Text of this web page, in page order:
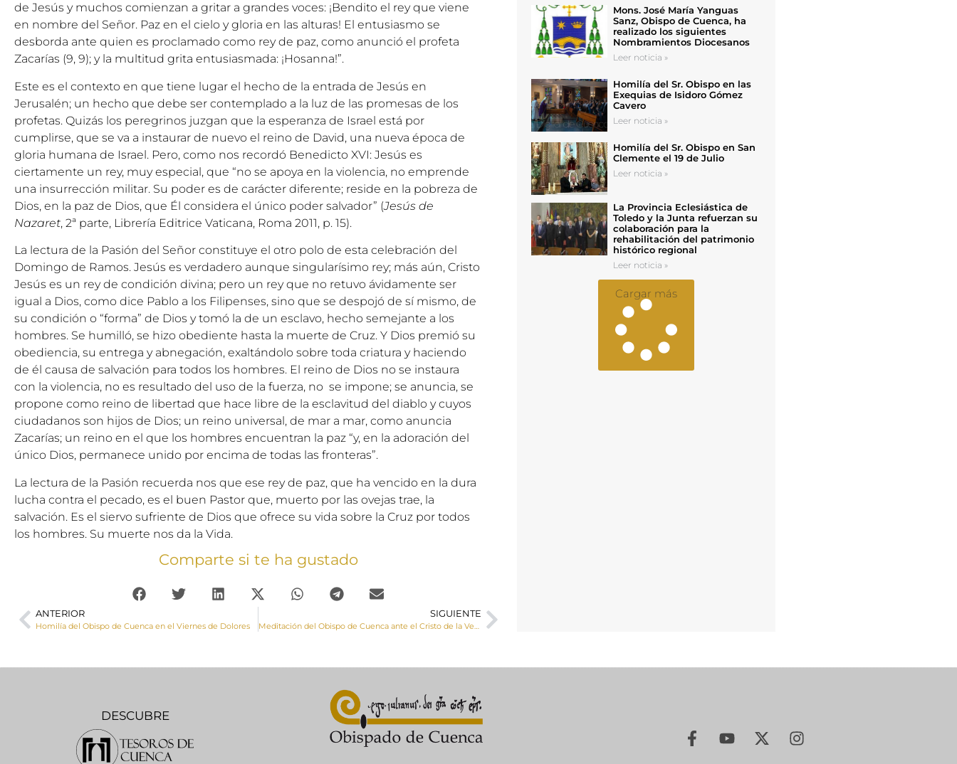
de Jesús y muchos comienzan a gritar a grandes voces: ¡Bendito el rey que viene
en nombre del Señor. Paz en el cielo y gloria en las alturas! El entusiasmo se
desborda ante quien es proclamado como rey de paz, como anunció el profeta
Zacarías (9, 9); y la multitud grita entusiasmada: ¡Hosanna!”.
Este es el contexto en que tiene lugar el hecho de la entrada de Jesús en
Jerusalén; un hecho que debe ser contemplado a la luz de las promesas de los
profetas. Quizás los peregrinos juzgan que la esperanza de Israel está por
cumplirse, que se va a instaurar de nuevo el reino de David, una nueva época de
gloria humana de Israel. Pero, como nos recordó Benedicto XVI: Jesús es
ciertamente un rey, muy especial, que “no se apoya en la violencia, no emprende
una insurrección militar. Su poder es de carácter diferente; reside en la pobreza de
Dios, en la paz de Dios, que Él considera el único poder salvador” (Jesús de
Nazaret, 2ª parte, Librería Editrice Vaticana, Roma 2011, p. 15).
La lectura de la Pasión del Señor constituye el otro polo de esta celebración del
Domingo de Ramos. Jesús es verdadero aunque singularísimo rey; más aún, Cristo
Jesús es un rey de condición divina; pero un rey que no retuvo ávidamente ser
igual a Dios, como dice Pablo a los Filipenses, sino que se despojó de sí mismo, de
su condición o “forma” de Dios y tomó la de un esclavo, hecho semejante a los
hombres. Se humilló, se hizo obediente hasta la muerte de Cruz. Y Dios premió su
obediencia, su entrega y abnegación, exaltándolo sobre toda criatura y haciendo
de él causa de salvación para todos los hombres. El reino de Dios no se instaura
con la violencia, no es resultado del uso de la fuerza, no se impone; se anuncia, se
propone como reino de libertad que hace libre de la esclavitud del diablo y cuyos
ciudadanos son hijos de Dios; un reino universal, de mar a mar, como anuncia
Zacarías; un reino en el que los hombres encuentran la paz “y, en la adoración del
único Dios, permanece unido por encima de todas las fronteras”.
La lectura de la Pasión recuerda nos que ese rey de paz, que ha vencido en la dura
lucha contra el pecado, es el buen Pastor que, muerto por las ovejas trae, la
salvación. Es el siervo sufriente de Dios que ofrece su vida sobre la Cruz por todos
los hombres. Su muerte nos da la Vida.
Comparte si te ha gustado
ANTERIOR
Homilía del Obispo de Cuenca en el Viernes de Dolores
SIGUIENTE
Meditación del Obispo de Cuenca ante el Cristo de la Vera Cruz
Mons. José María Yanguas
Sanz, Obispo de Cuenca, ha
realizado los siguientes
Nombramientos Diocesanos
Leer noticia »
Homilía del Sr. Obispo en las
Exequias de Isidoro Gómez
Cavero
Leer noticia »
Homilía del Sr. Obispo en San
Clemente el 19 de Julio
Leer noticia »
La Provincia Eclesiástica de
Toledo y la Junta refuerzan su
colaboración para la
rehabilitación del patrimonio
histórico regional
Leer noticia »
Cargar más
DESCUBRE